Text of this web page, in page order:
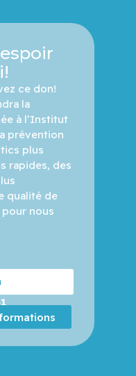
ce don!
la
à l’Institut
prévention
plus
rapides, des
qualité de
nous